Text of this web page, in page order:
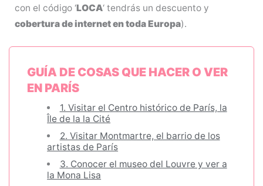
con el código ‘LOCA‘ tendrás un descuento y
cobertura de internet en toda Europa).
GUÍA DE COSAS QUE HACER O VER
EN PARÍS
1. Visitar el Centro histórico de París, la
Île de la la Cité
2. Visitar Montmartre, el barrio de los
artistas de París
3. Conocer el museo del Louvre y ver a
la Mona Lisa